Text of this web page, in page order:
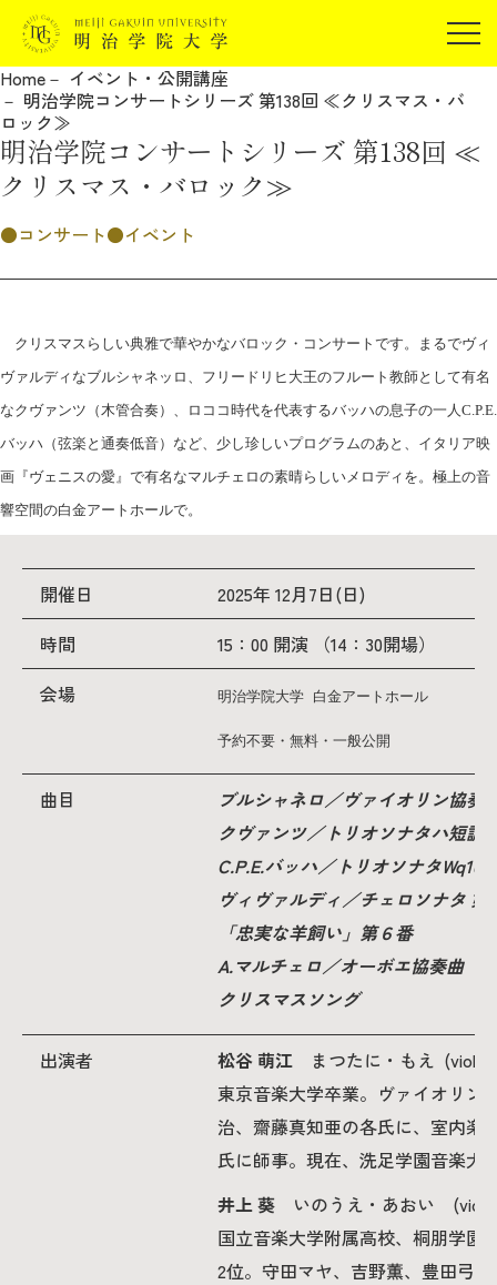
在学生の方
保証人の方
企業・研究者の方
報道関係の方
JP EN
企業・研究者の方
地域・一般の方
報道関係の方
明治学院大学について
教育
学生生活
留学・国際交流
2026年9月入学者向け 新入生サイト
MGグッズ オンラインショップ
Home
イベント・公開講座
明治学院コンサートシリーズ 第138回 ≪クリスマス・バ
ロック≫
明治学院コンサートシリーズ 第138回 ≪
クリスマス・バロック≫
コンサート イベント
クリスマスらしい典雅で華やかなバロック・コンサートです。まるでヴィ
ヴァルディなブルシャネッロ、フリードリヒ大王のフルート教師として有名
なクヴァンツ（木管合奏）、ロココ時代を代表するバッハの息子の一人C.P.E.
バッハ（弦楽と通奏低音）など、少し珍しいプログラムのあと、イタリア映
画『ヴェニスの愛』で有名なマルチェロの素晴らしいメロディを。極上の音
響空間の白金アートホールで。
開催日
2025年 12月7日(日)
時間
15：00 開演 （14：30開場）
会場
明治学院大学 白金アートホール
予約不要・無料・一般公開
曲目
ブルシャネロ／ヴァイオリン協奏
クヴァンツ／トリオソナタハ短調
C.P.E.バッハ／トリオソナタWq162
ヴィヴァルディ／チェロソナタ 第
「忠実な羊飼い」第６番
A.マルチェロ／オーボエ協奏曲
クリスマスソング
出演者 松谷 萌江 まつたに・もえ (violin)
東京音楽大学卒業。ヴァイオリン
治、齋藤真知亜の各氏に、室内楽
氏に師事。現在、洗足学園音楽大
井上 葵 いのうえ・あおい
国立音楽大学附属高校、桐朋学園
2位。守田マヤ、吉野薫、豊田弓